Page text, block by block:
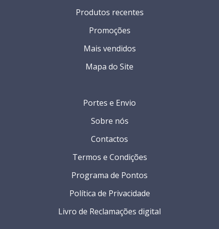
Portes e Envio
Sobre nós
Contactos
Termos e Condições
Programa de Pontos
Política de Privacidade
Livro de Reclamações digital
Produtos recentes
Promoções
Mais vendidos
Mapa do Site